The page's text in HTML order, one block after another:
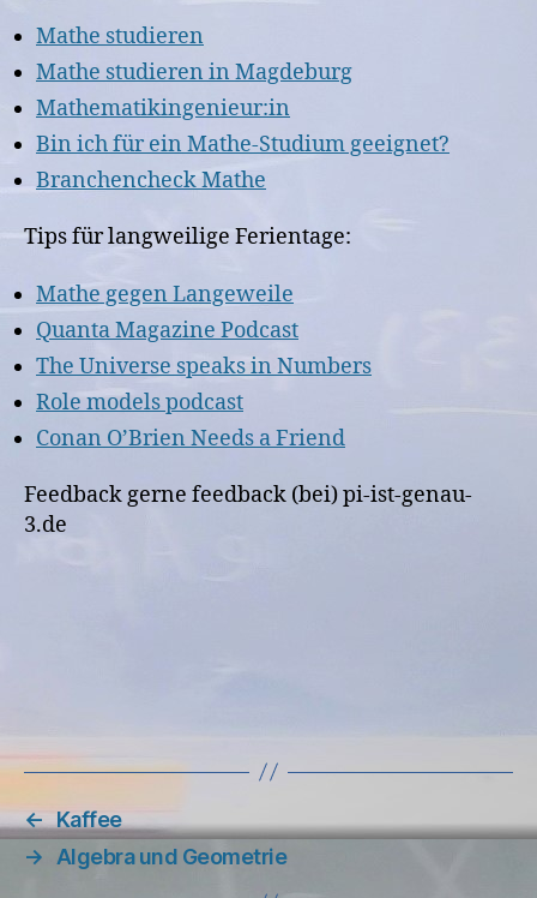
Mathe studieren
Mathe studieren in Magdeburg
Mathematikingenieur:in
Bin ich für ein Mathe-Studium geeignet?
Branchencheck Mathe
Tips für langweilige Ferientage:
Mathe gegen Langeweile
Quanta Magazine Podcast
The Universe speaks in Numbers
Role models podcast
Conan O’Brien Needs a Friend
Feedback gerne feedback (bei) pi-ist-genau-
3.de
← Kaffee
→
Algebra und Geometrie